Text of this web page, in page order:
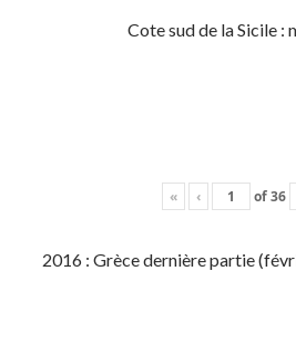
Cote sud de la Sicile :
« ‹ of36
2016 : Grèce dernière partie